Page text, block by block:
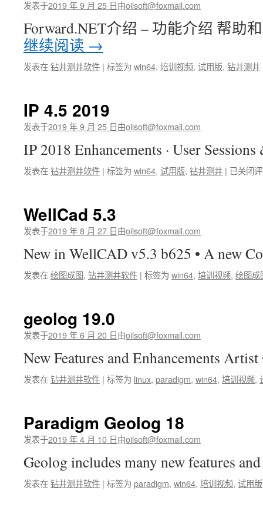
发表于2019 年 9 月 25 日由oilsoft@foxmail.com
Forward.NET介绍 – 功能介绍 帮助
继续阅读 →
发表在钻井测井软件 | 标签为 win64, 培训视频, 试用版, 钻井测井
IP 4.5 2019
发表于2019 年 9 月 25 日由oilsoft@foxmail.com
IP 2018 Enhancements · User
发表在钻井测井软件 | 标签为 win64, 试用版, 钻井测井 | IP
已关闭
WellCad 5.3
发表于2019 年 8 月 27 日由oilsoft@foxmail.com
New in WellCAD v5.3 b625 • A new
发表在绘图成图, 钻井测井软件 | 标签为 win64, 培训视频, 绘图成
geolog 19.0
发表于2019 年 6 月 20 日由oilsoft@foxmail.com
New Features and Enhancements
发表在钻井测井软件 | 标签为 linux, paradigm, win64, 培训视频,
Paradigm Geolog 18
发表于2019 年 4 月 10 日由oilsoft@foxmail.com
Geolog includes many new features
发表在钻井测井软件 | 标签为 paradigm, win64, 培训视频, 试用版